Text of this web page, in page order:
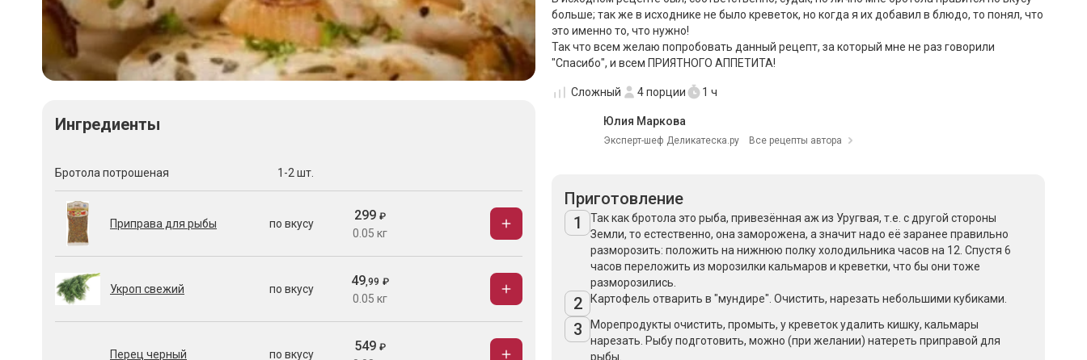
Ингредиенты
Бротола потрошеная 1-2 шт.
Приправа для рыбы по вкусу
299 ₽
0.05 кг
Укроп свежий по вкусу
49,99 ₽
0.05 кг
Перец черный по вкусу
549 ₽
больше; так же в исходнике не было креветок, но когда я их добавил в блюдо, то понял, что
это именно то, что нужно!
Так что всем желаю попробовать данный рецепт, за который мне не раз говорили
"Спасибо", и всем ПРИЯТНОГО АППЕТИТА!
Сложный 4порции 1 ч
Юлия Маркова
Эксперт-шеф Деликатеска.ру Все рецепты автора
Приготовление
1
Так как бротола это рыба, привезённая аж из Уругвая, т.е. с другой стороны
Земли, то естественно, она заморожена, а значит надо её заранее правильно
разморозить: положить на нижнюю полку холодильника часов на 12. Спустя 6
часов переложить из морозилки кальмаров и креветки, что бы они тоже
разморозились.
2 Картофель отварить в "мундире". Очистить, нарезать небольшими кубиками.
3
Морепродукты очистить, промыть, у креветок удалить кишку, кальмары
нарезать. Рыбу подготовить, можно (при желании) натереть приправой для
рыбы.